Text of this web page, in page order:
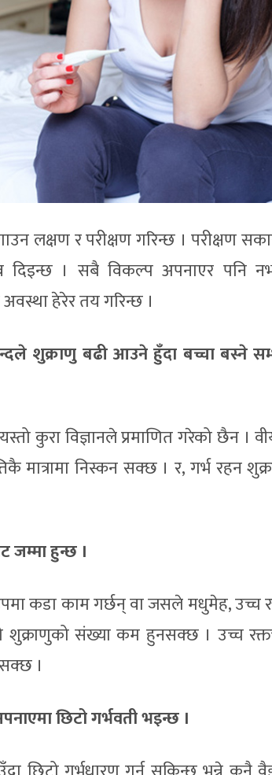
लक्षण र परीक्षण गरिन्छ । परीक्षण
दिइन्छ । सबै विकल्प अपनाएर पनि
हेरेर तय गरिन्छ ।
न्दले शुक्राणु बढी आउने हुँदा बच्चा बस्ने
कुरा विज्ञानले प्रमाणित गरेको छैन ।
मात्रामा निस्कन सक्छ । र, गर्भ रहन
हुन्छ ।
कडा काम गर्छन् वा जसले मधुमेह, उच्च
शुक्राणुको संख्या कम हुनसक्छ । उच्च
।
छिटो गर्भवती भइन्छ ।